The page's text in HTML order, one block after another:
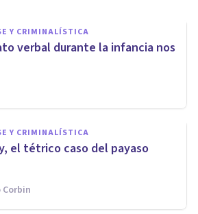
Y CRIMINALÍSTICA
verbal durante la infancia nos
Y CRIMINALÍSTICA
el tétrico caso del payaso